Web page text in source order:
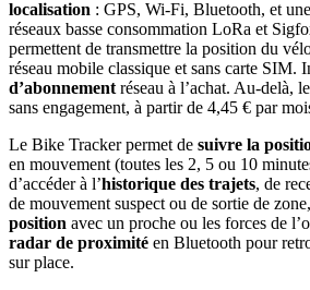
localisation : GPS, Wi-Fi, Bluetooth, et
réseaux basse consommation LoRa et
permettent de transmettre la position du
réseau mobile classique et sans carte SIM.
d’abonnement réseau à l’achat. Au-delà,
sans engagement, à partir de 4,45 € par
Le Bike Tracker permet de suivre la
en mouvement (toutes les 2, 5 ou 10
d’accéder à l’historique des trajets, de
de mouvement suspect ou de sortie de
position avec un proche ou les forces de
radar de proximité en Bluetooth pour
sur place.